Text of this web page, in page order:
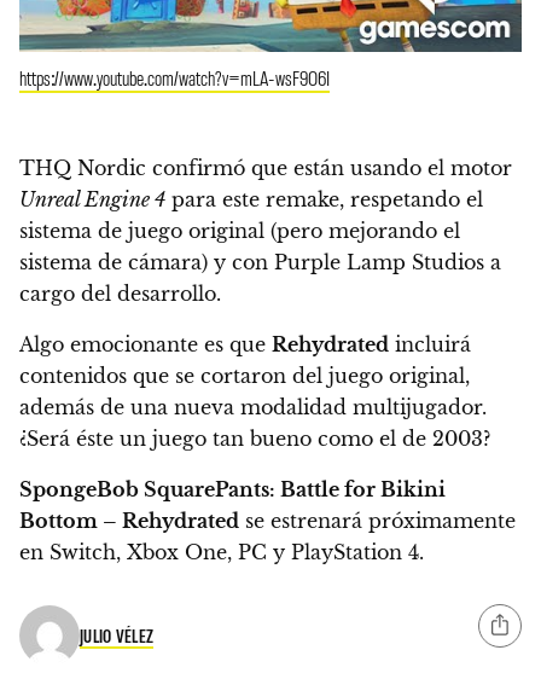
https://www.youtube.com/watch?v=mLA-wsF9O6I
THQ Nordic confirmó que están usando el motor
Unreal Engine 4 para este remake, respetando el
sistema de juego original (pero mejorando el
sistema de cámara) y con Purple Lamp Studios a
cargo del desarrollo.
Algo emocionante es que Rehydrated incluirá
contenidos que se cortaron del juego original,
además de una nueva modalidad multijugador.
¿Será éste un juego tan bueno como el de 2003?
SpongeBob SquarePants: Battle for Bikini
Bottom – Rehydrated se estrenará próximamente
en Switch, Xbox One, PC y PlayStation 4.
JULIO VÉLEZ